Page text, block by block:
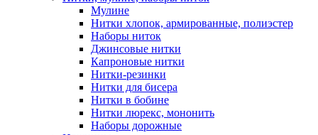
Мулине
Нитки хлопок, армированные, полиэстер
Наборы ниток
Джинсовые нитки
Капроновые нитки
Нитки-резинки
Нитки для бисера
Нитки в бобине
Нитки люрекс, мононить
Наборы дорожные